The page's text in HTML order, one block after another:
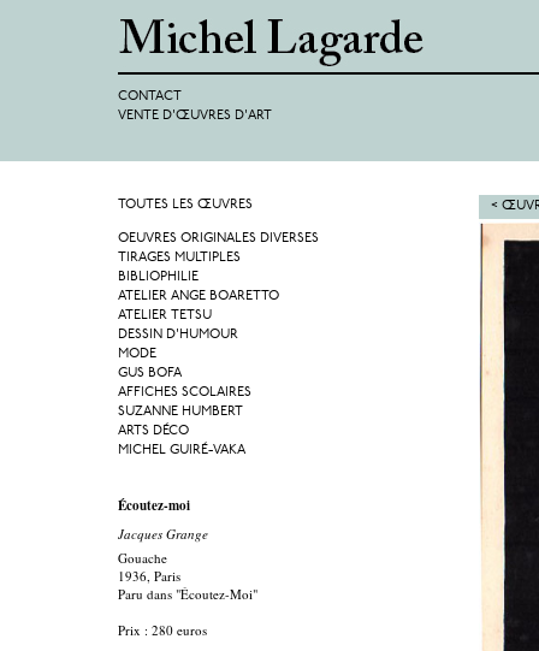
CONTACT
VENTE D'ŒUVRES D'ART
<
TOUTES LES ŒUVRES
OEUVRES ORIGINALES DIVERSES
TIRAGES MULTIPLES
BIBLIOPHILIE
ATELIER ANGE BOARETTO
ATELIER TETSU
DESSIN D'HUMOUR
MODE
GUS BOFA
AFFICHES SCOLAIRES
SUZANNE HUMBERT
ARTS DÉCO
MICHEL GUIRÉ-VAKA
Écoutez-moi
Jacques Grange
Gouache
1936, Paris
Paru dans "Écoutez-Moi"
Prix : 280 euros